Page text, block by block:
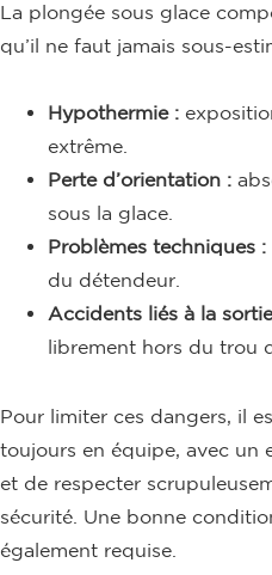
La plongée sous glace
qu’il ne faut jamais sous-
Hypothermie :
extrême.
Perte d’orientation :
sous la glace.
Problèmes techniques :
du détendeur.
Accidents liés à la
librement hors du trou
Pour limiter ces dangers, il
toujours en équipe, avec un
et de respecter
sécurité. Une bonne
également requise.